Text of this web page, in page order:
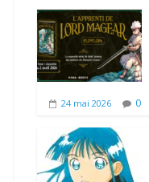
24 mai 2026 0